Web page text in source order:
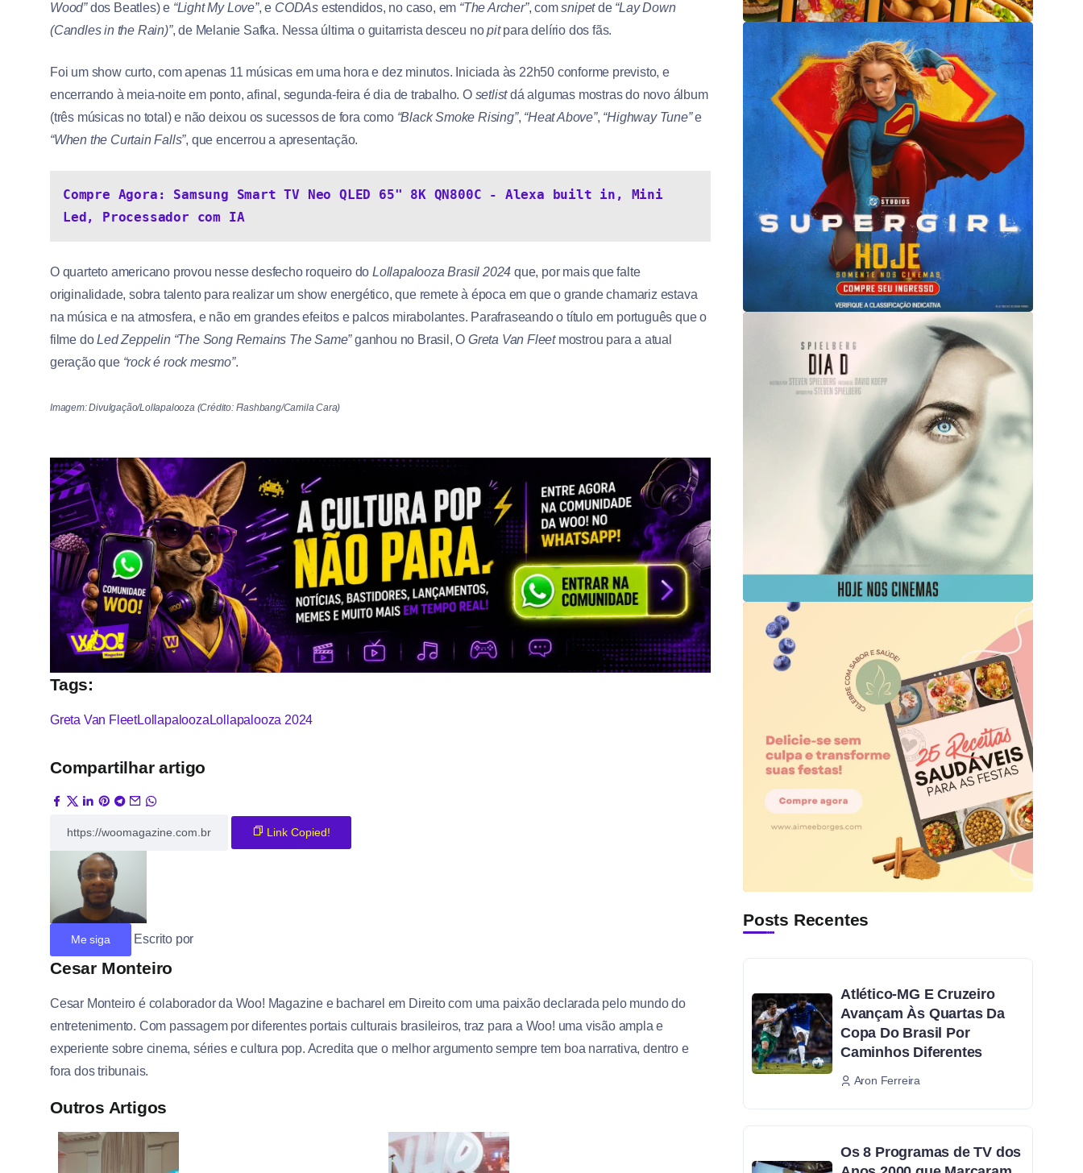
Wood”dos Beatles) e “Light My Love”, e CODAs estendidos, no caso, em “The Archer”, comsnipetde“Lay Down
(Candles in the Rain)”, de Melanie Safka. Nessa última o guitarrista desceu nopitpara delírio dos fãs.
Foi um show curto, com apenas 11 músicas em uma hora e dez minutos. Iniciada às 22h50 conforme previsto, e
encerrando à meia-noite em ponto, afinal, segunda-feira é dia de trabalho. O setlistdá algumas mostras do novo álbum
(três músicas no total) e não deixou os sucessos de fora como“Black Smoke Rising”, “Heat Above”, “Highway Tune”e
“When the Curtain Falls”, que encerrou a apresentação.
Compre Agora: Samsung Smart TV Neo QLED 65" 8K QN800C - Alexa built in, Mini
Led, Processador com IA
O quarteto americano provou nesse desfecho roqueiro do Lollapalooza Brasil 2024 que, por mais que falte
originalidade, sobra talento para realizar um show energético, que remete à época em que o grande chamariz estava
na música e na atmosfera, e não em grandes efeitos e palcos mirabolantes. Parafraseando o título em português que o
filme doLed Zeppelin “The Song Remains The Same”ganhou no Brasil, O Greta Van Fleetmostrou para a atual
geração que “rock é rock mesmo”.
Imagem: Divulgação/Lollapalooza (Crédito: Flashbang/Camila Cara)
Tags:
Greta Van FleetLollapalooza Lollapalooza 2024
Compartilhar artigo
Link Copied!
Me siga Escrito por
Cesar Monteiro
Cesar Monteiro é colaborador da Woo! Magazine e bacharel em Direito com uma paixão declarada pelo mundo do
entretenimento. Com passagem por diferentes portais culturais brasileiros, traz para a Woo! uma visão ampla e
experiente sobre cinema, séries e cultura pop. Acredita que o melhor argumento sempre tem boa narrativa, dentro e
fora dos tribunais.
Outros Artigos
Posts Recentes
Atlético-MG E Cruzeiro
Avançam Às Quartas Da
Copa Do Brasil Por
Caminhos Diferentes
Aron Ferreira
Os 8 Programas de TV dos